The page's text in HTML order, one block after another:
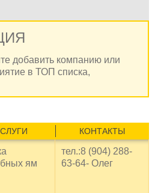
добавить компанию или
в ТОП списка,
КОНТАКТЫ
ям
тел.:8 (904) 288-
63-64- Олег